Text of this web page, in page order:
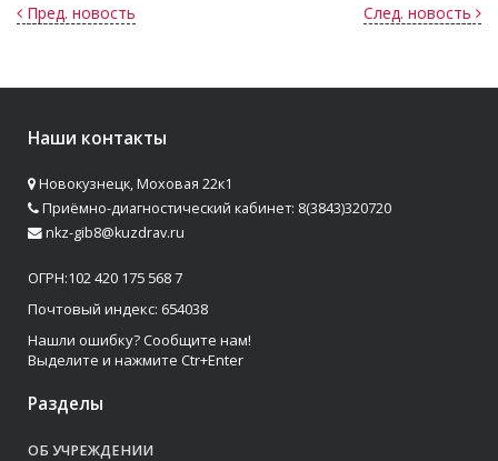
След. новость
Пред. новость
Наши контакты
Новокузнецк, Моховая 22к1
Приёмно-диагностический кабинет: 8(3843)320720
nkz-gib8@kuzdrav.ru
ОГРН:102 420 175 568 7
Почтовый индекс: 654038
Нашли ошибку? Сообщите нам!
Выделите и нажмите Ctr+Enter
Разделы
ОБ УЧРЕЖДЕНИИ